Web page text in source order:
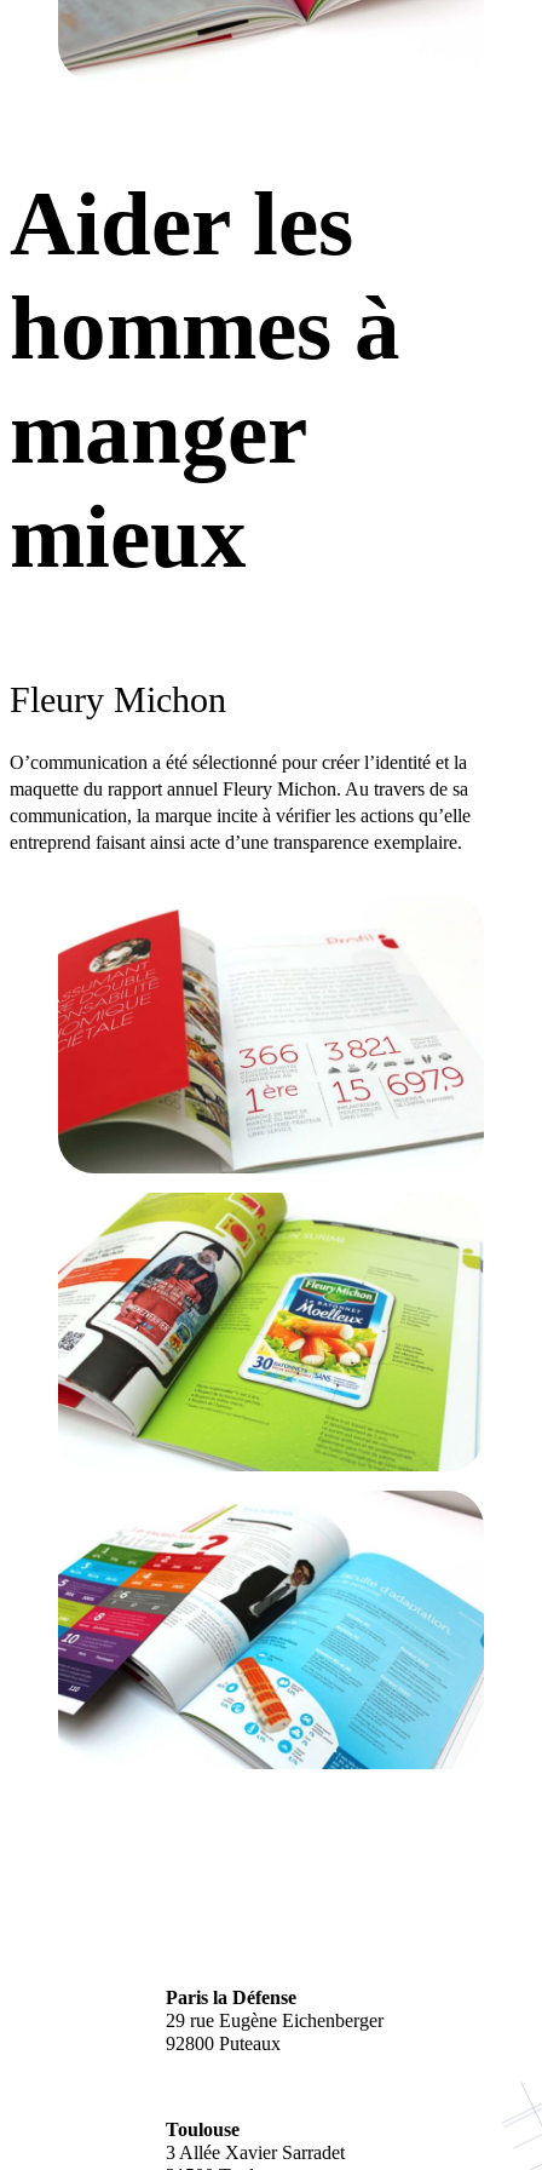
Aider les
hommes à
manger
mieux
Fleury Michon
O’communication a été sélectionné pour créer l’identité et la
maquette du rapport annuel Fleury Michon. Au travers de sa
communication, la marque incite à vérifier les actions qu’elle
entreprend faisant ainsi acte d’une transparence exemplaire.
Paris la Défense
29 rue Eugène Eichenberger
92800 Puteaux
Toulouse
3 Allée Xavier Sarradet